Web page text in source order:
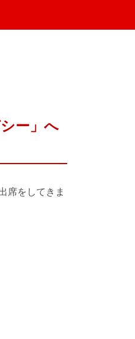
ー」へ
席をしてきま